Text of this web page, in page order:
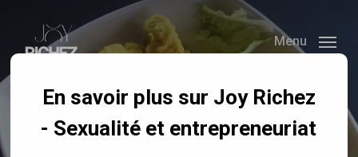
main
content
Menu
Recettes
En savoir plus sur Joy Richez
- Sexualité et entrepreneuriat